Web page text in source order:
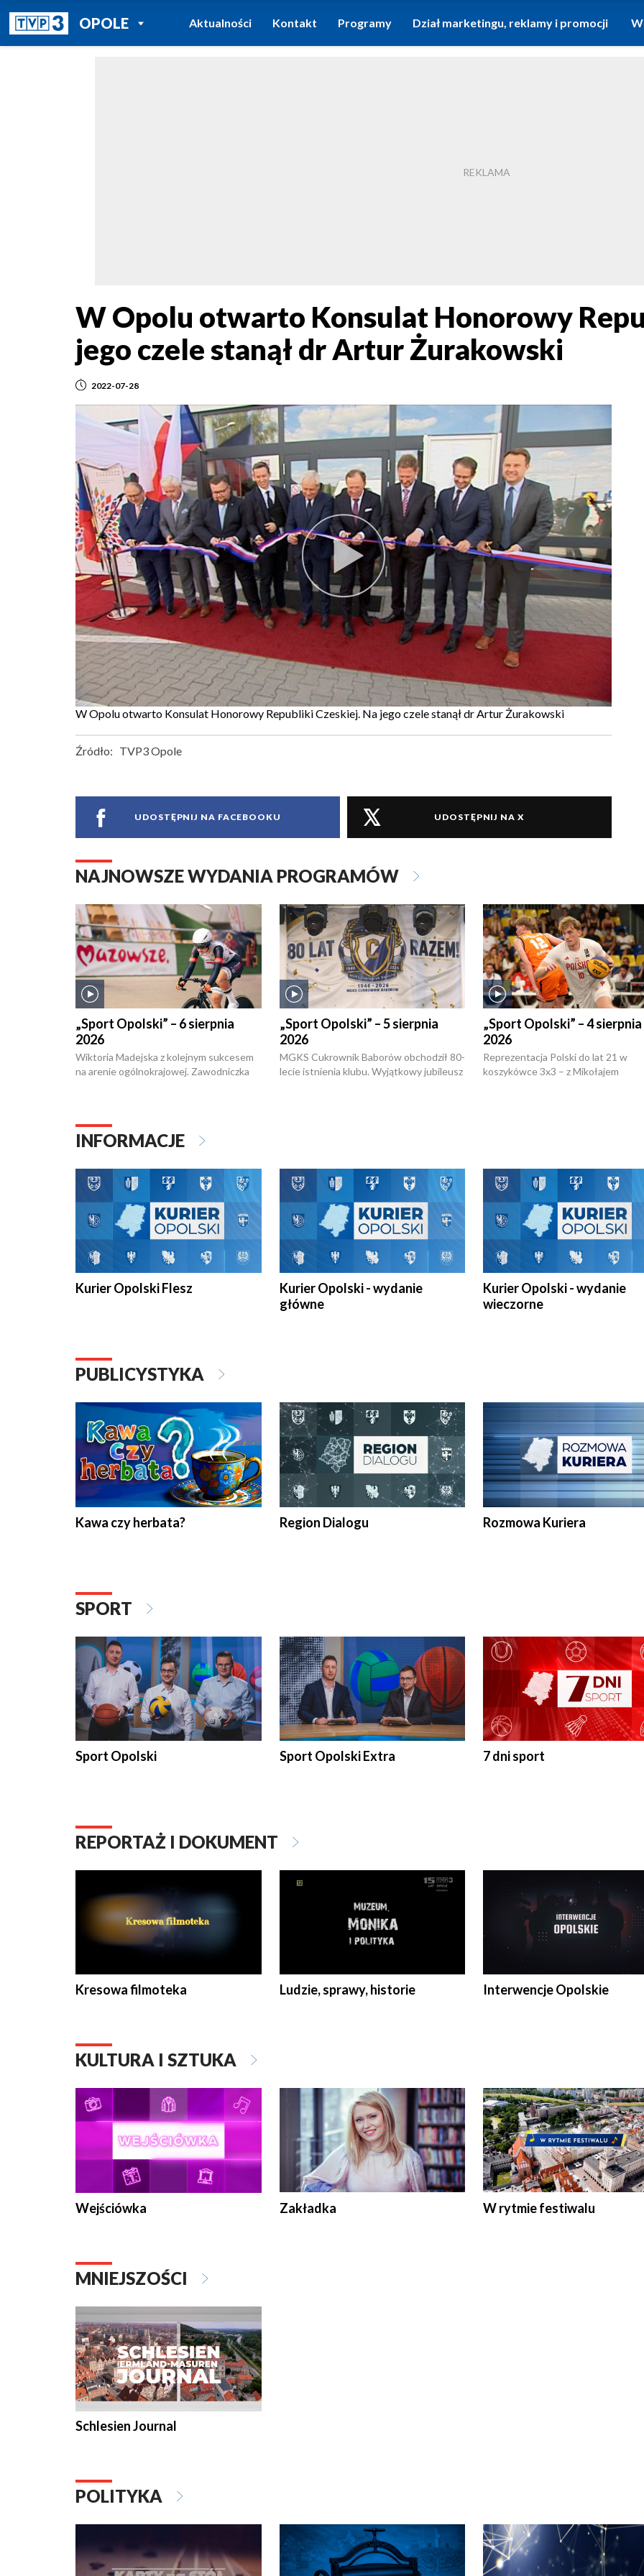
OPOLEPOWRÓT DO
TVP REGIONY
Aktualności Kontakt Programy Dział marketingu, reklamy i promocji
W Opolu otwarto Konsulat Honorowy
jego czele stanął dr Artur Żurakowski
2022-07-28
W Opolu otwarto Konsulat Honorowy Republiki Czeskiej. Na jego czele stanął dr Artur Żurakowski
Źródło: TVP3 Opole
UDOSTĘPNIJ NA FACEBOOKU UDOSTĘPNIJ NA X
NAJNOWSZE WYDANIA PROGRAMÓW
„Sport Opolski” – 6 sierpnia
2026
Wiktoria Madejska z kolejnym sukcesem
na arenie ogólnokrajowej. Zawodniczka
torowym.
„Sport Opolski” – 5 sierpnia
2026
MGKS Cukrownik Baborów obchodził 80-
lecie istnienia klubu. Wyjątkowy jubileusz
„Sport Opolski” – 4 sierpnia
2026
Reprezentacja Polski do lat 21 w
koszykówce 3x3 – z Mikołajem
INFORMACJE
Kurier Opolski Flesz
Kurier Opolski - wydanie
główne
Kurier Opolski - wydanie
wieczorne
PUBLICYSTYKA
Kawa czy herbata? Region Dialogu Rozmowa Kuriera
SPORT
Sport Opolski Sport Opolski Extra 7 dni sport
REPORTAŻ I DOKUMENT
Kresowa filmoteka Ludzie, sprawy, historie Interwencje Opolskie
KULTURA I SZTUKA
Wejściówka Zakładka W rytmie festiwalu
MNIEJSZOŚCI
Schlesien Journal
POLITYKA